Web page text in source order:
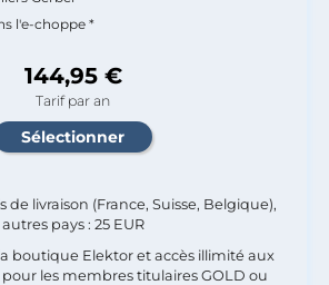
l'e-choppe *
144,95 €
Tarif par an
de livraison (France, Suisse, Belgique),
autres pays : 25 EUR
boutique Elektor et accès illimité aux
les membres titulaires GOLD ou